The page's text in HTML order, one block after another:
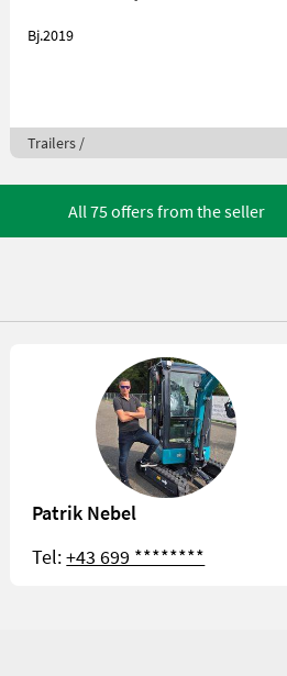
Bj.2019
Trailers /
All 75 offers from the seller
Patrik Nebel
Tel:+43 699 ********